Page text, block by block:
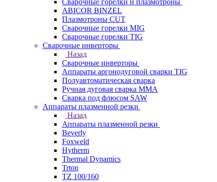
Сварочные горелки и плазмотроны
ABICOR BINZEL
Плазмотроны CUT
Сварочные горелки MIG
Сварочные горелки TIG
Сварочные инверторы
Назад
Сварочные инверторы
Аппараты аргонодуговой сварки TIG
Полуавтоматическая сварка
Ручная дуговая сварка MMA
Сварка под флюсом SAW
Аппараты плазменной резки
Назад
Аппараты плазменной резки
Beverly
Foxweld
Hytherm
Thermal Dynamics
Trton
TZ 100/160